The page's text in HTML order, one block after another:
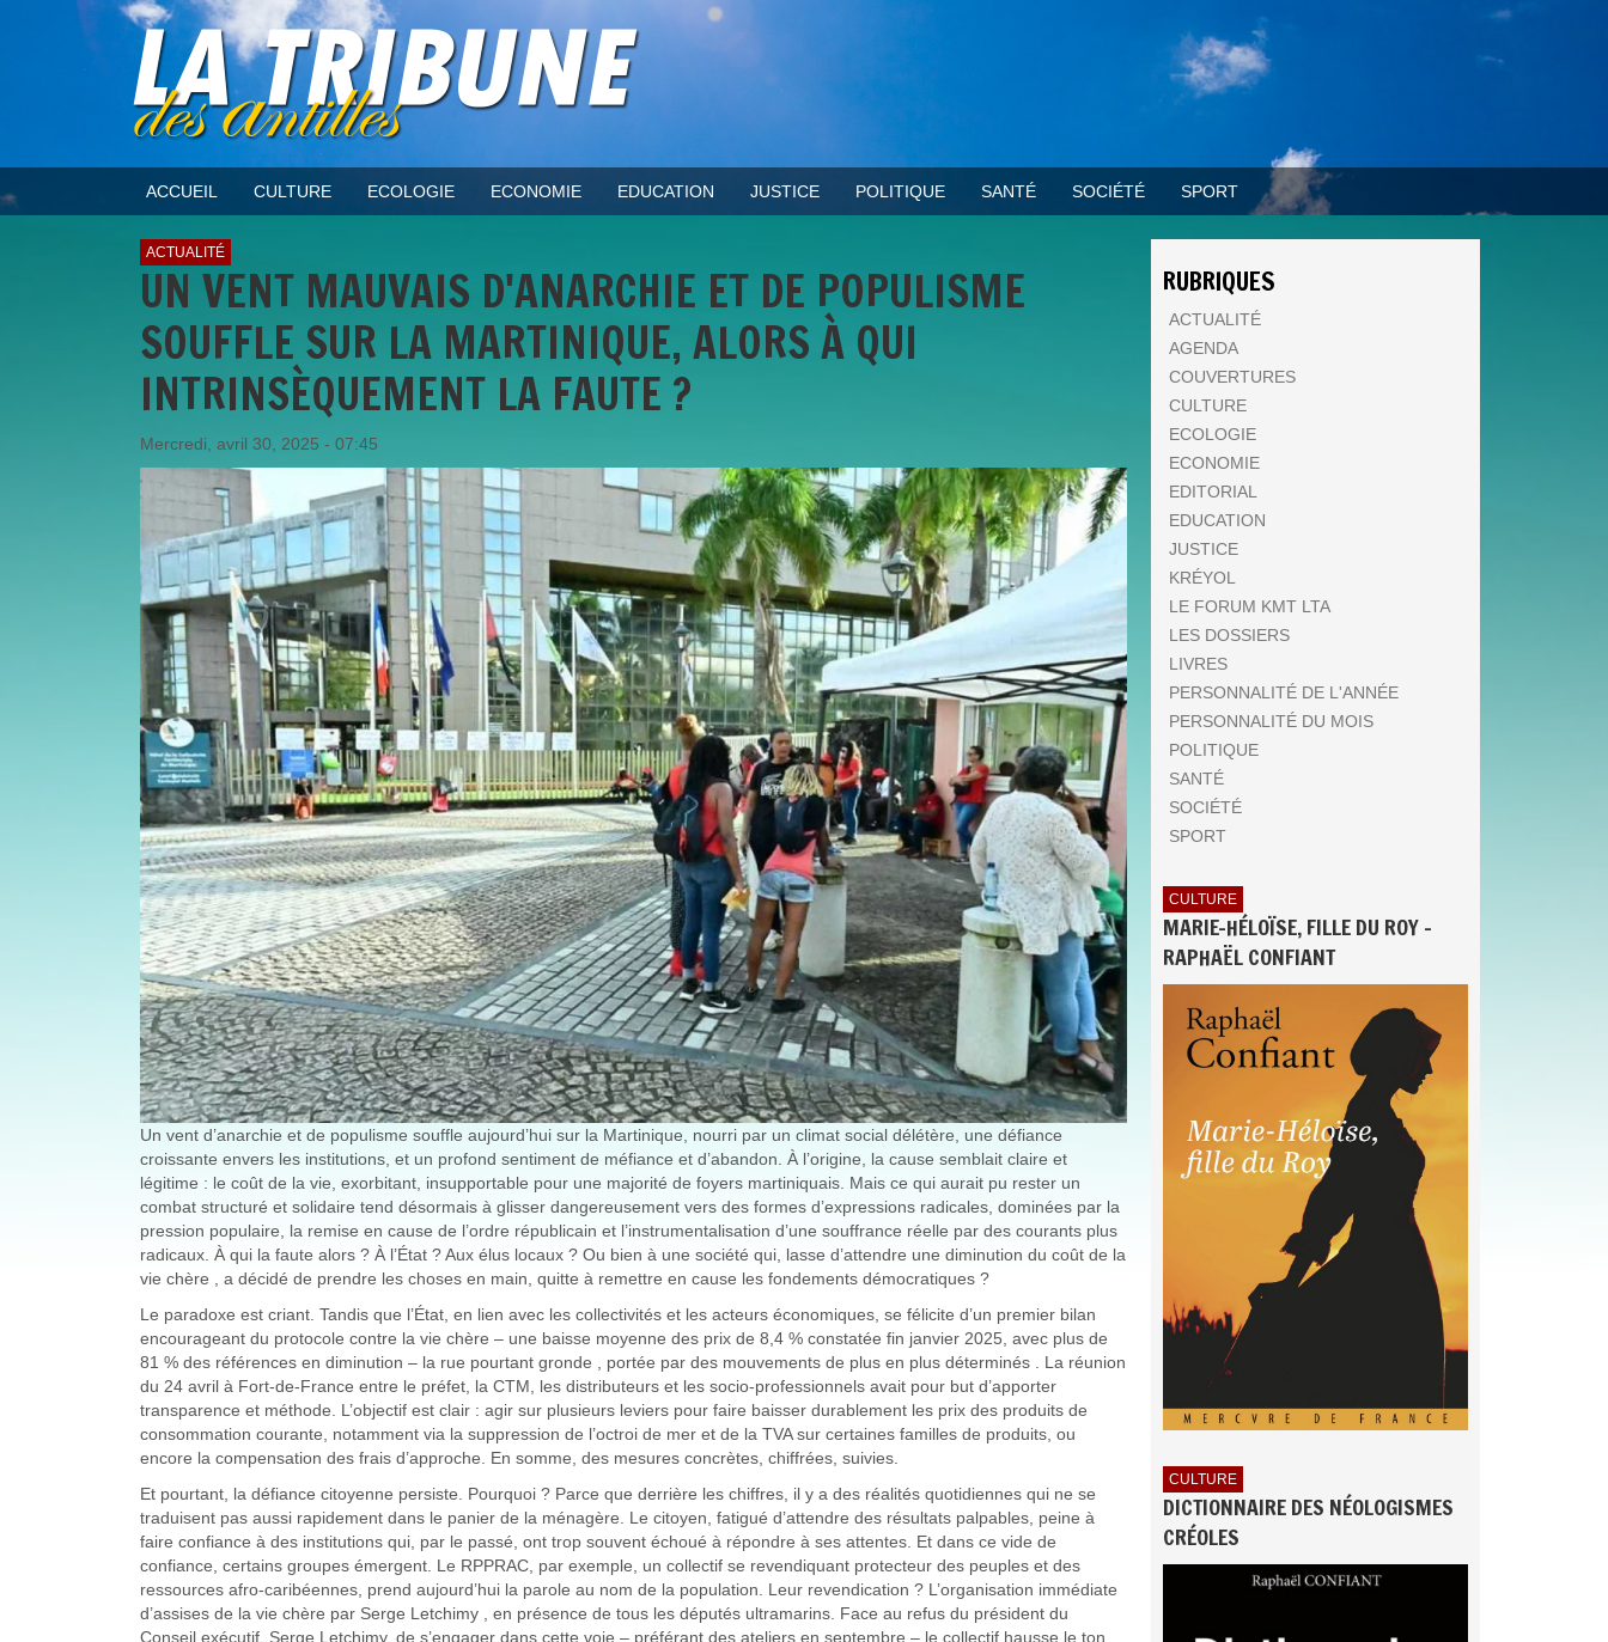
ACCUEIL CULTURE ECOLOGIE ECONOMIE EDUCATION JUSTICE POLITIQUE SANTÉ SOCIÉTÉ SPORT
ACTUALITÉ
UN VENT MAUVAIS D'ANARCHIE ET DE POPULISME
SOUFFLE SUR LA MARTINIQUE, ALORS À QUI
INTRINSÈQUEMENT LA FAUTE ?
Mercredi, avril 30, 2025 - 07:45
Un vent d’anarchie et de populisme souffle aujourd’hui sur la Martinique, nourri par un climat social délétère, une défiance
croissante envers les institutions, et un profond sentiment de méfiance et d’abandon. À l’origine, la cause semblait claire et
légitime : le coût de la vie, exorbitant, insupportable pour une majorité de foyers martiniquais. Mais ce qui aurait pu rester un
combat structuré et solidaire tend désormais à glisser dangereusement vers des formes d’expressions radicales, dominées par la
pression populaire, la remise en cause de l’ordre républicain et l’instrumentalisation d’une souffrance réelle par des courants plus
radicaux. À qui la faute alors ? À l’État ? Aux élus locaux ? Ou bien à une société qui, lasse d’attendre une diminution du coût de la
vie chère , a décidé de prendre les choses en main, quitte à remettre en cause les fondements démocratiques ?
Le paradoxe est criant. Tandis que l’État, en lien avec les collectivités et les acteurs économiques, se félicite d’un premier bilan
encourageant du protocole contre la vie chère – une baisse moyenne des prix de 8,4 % constatée fin janvier 2025, avec plus de
81 % des références en diminution – la rue pourtant gronde , portée par des mouvements de plus en plus déterminés . La réunion
du 24 avril à Fort-de-France entre le préfet, la CTM, les distributeurs et les socio-professionnels avait pour but d’apporter
transparence et méthode. L’objectif est clair : agir sur plusieurs leviers pour faire baisser durablement les prix des produits de
consommation courante, notamment via la suppression de l’octroi de mer et de la TVA sur certaines familles de produits, ou
encore la compensation des frais d’approche. En somme, des mesures concrètes, chiffrées, suivies.
Et pourtant, la défiance citoyenne persiste. Pourquoi ? Parce que derrière les chiffres, il y a des réalités quotidiennes qui ne se
traduisent pas aussi rapidement dans le panier de la ménagère. Le citoyen, fatigué d’attendre des résultats palpables, peine à
faire confiance à des institutions qui, par le passé, ont trop souvent échoué à répondre à ses attentes. Et dans ce vide de
confiance, certains groupes émergent. Le RPPRAC, par exemple, un collectif se revendiquant protecteur des peuples et des
ressources afro-caribéennes, prend aujourd’hui la parole au nom de la population. Leur revendication ? L’organisation immédiate
d’assises de la vie chère par Serge Letchimy , en présence de tous les députés ultramarins. Face au refus du président du
Conseil exécutif, Serge Letchimy, de s’engager dans cette voie – préférant des ateliers en septembre – le collectif hausse le ton
RUBRIQUES
ACTUALITÉ
AGENDA
COUVERTURES
CULTURE
ECOLOGIE
ECONOMIE
EDITORIAL
EDUCATION
JUSTICE
KRÉYOL
LE FORUM KMT LTA
LES DOSSIERS
LIVRES
PERSONNALITÉ DE L'ANNÉE
PERSONNALITÉ DU MOIS
POLITIQUE
SANTÉ
SOCIÉTÉ
SPORT
CULTURE
MARIE-HÉLOÏSE, FILLE DU ROY -
RAPHAËL CONFIANT
CULTURE
DICTIONNAIRE DES NÉOLOGISMES
CRÉOLES